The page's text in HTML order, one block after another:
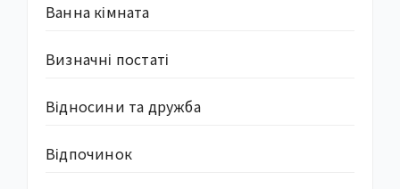
Ванна кімната
Визначні постаті
Відносини та дружба
Відпочинок